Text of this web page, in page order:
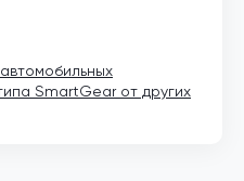
SmartGear от других